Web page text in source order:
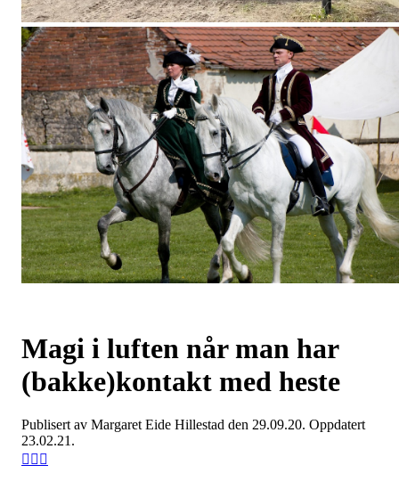
Magi i luften når man har
(bakke)kontakt med heste
Publisert av Margaret Eide Hillestad den 29.09.20. Oppdatert
23.02.21.